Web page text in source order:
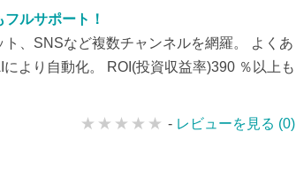
ルサポート！
ト、SNSなど複数チャンネルを網羅。 よくあ
により自動化。 ROI(投資収益率)390 ％以上も
- レビューを見る (0)